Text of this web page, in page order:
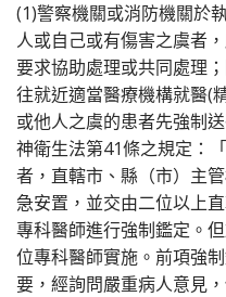
(1)警察機關或消防機關於
人或自己或有傷害之虞者
要求協助處理或共同處理
往就近適當醫療機構就醫(
或他人之虞的患者先強制
神衛生法第41條之規定：
者，直轄市、縣（市）主
急安置，並交由二位以上
專科醫師進行強制鑑定。
位專科醫師實施。前項強
要，經詢問嚴重病人意見